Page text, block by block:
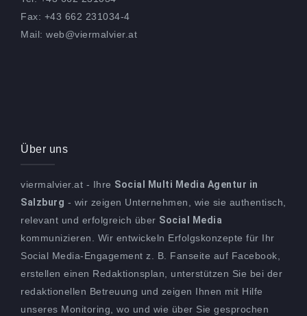
Fax: +43 662 231034-4
Mail: web@viermalvier.at
Über uns
viermalvier.at - Ihre Social Multi Media Agentur in
Salzburg - wir zeigen Unternehmen, wie sie authentisch,
relevant und erfolgreich über Social Media
kommunizieren. Wir entwickeln Erfolgskonzepte für Ihr
Social Media-Engagement z. B. Fanseite auf Facebook,
erstellen einen Redaktionsplan, unterstützen Sie bei der
redaktionellen Betreuung und zeigen Ihnen mit Hilfe
unseres Monitoring, wo und wie über Sie gesprochen